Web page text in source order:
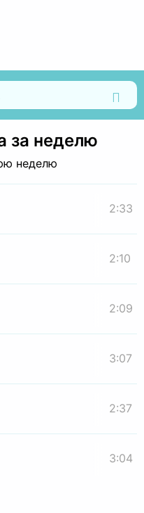
за неделю
неделю
2:33
2:10
2:09
3:07
2:37
3:04